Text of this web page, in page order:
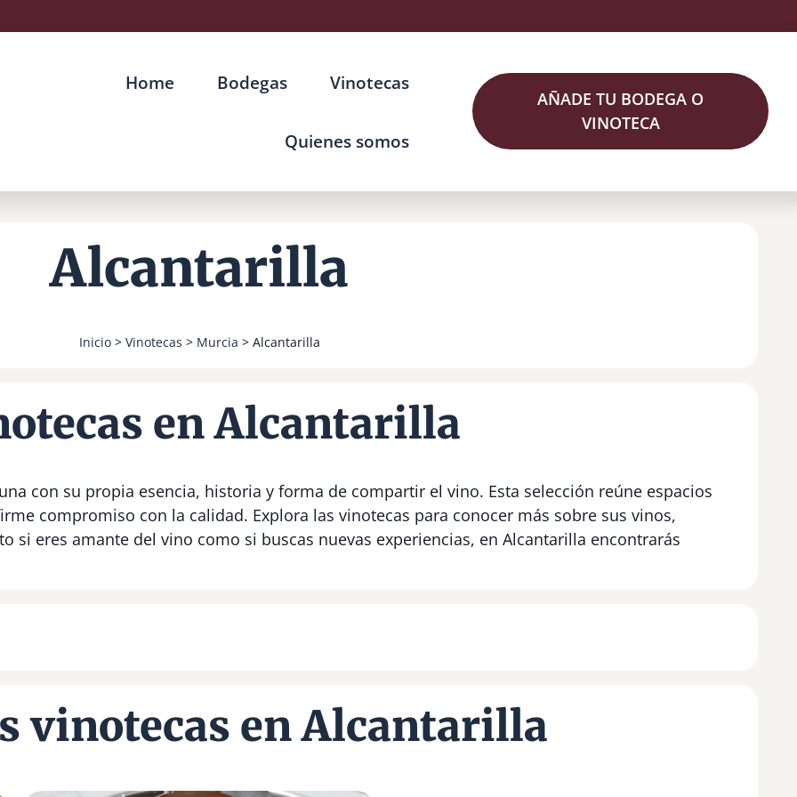
Home Bodegas Vinotecas
Quienes somos
AÑADE TU BODEGA O
VINOTECA
Alcantarilla
Inicio> Vinotecas > Murcia > Alcantarilla
en Alcantarilla
con su propia esencia, historia y forma de compartir el vino. Esta selección reúne espacios
compromiso con la calidad. Explora las vinotecas para conocer más sobre sus vinos,
si eres amante del vino como si buscas nuevas experiencias, en Alcantarilla encontrarás
vinotecas en Alcantarilla